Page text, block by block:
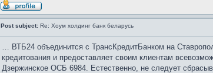
Post subject: Re: Хоум холдинг банк беларусь
… ВТБ24 объединится с ТрансКредитБанком на
кредитования и предоставляет своим клиентам
Дзержинское ОСБ 6984. Естественно, не следует